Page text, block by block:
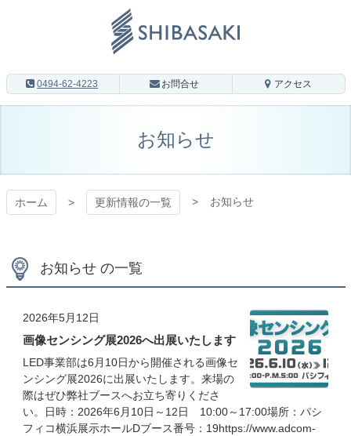
ツ
本
文
ッ
プ
株式会社 シ
バサキ LED
事業部
WEBサイト
0494-62-4223 お問合せ アクセス
お知らせ
ホーム 更新情報の一覧 お知らせ
お知らせ の一覧
2026年5月12日
画像センシング展2026へ出展いたします
LED事業部は6月10日から開催される画像セ
ンシング展2026に出展いたします。来場の
際はぜひ弊社ブースへお立ち寄りくださ
い。日時：2026年6月10日～12日 10:00～17:00場所：パシ
フィコ横浜展示ホールDブース番号：19https://www.adcom-